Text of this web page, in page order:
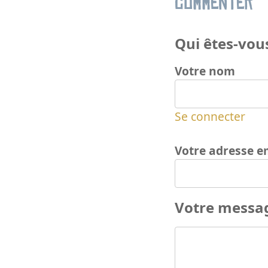
Qui êtes-
Votre nom
Se connecter
Votre adresse
Votre